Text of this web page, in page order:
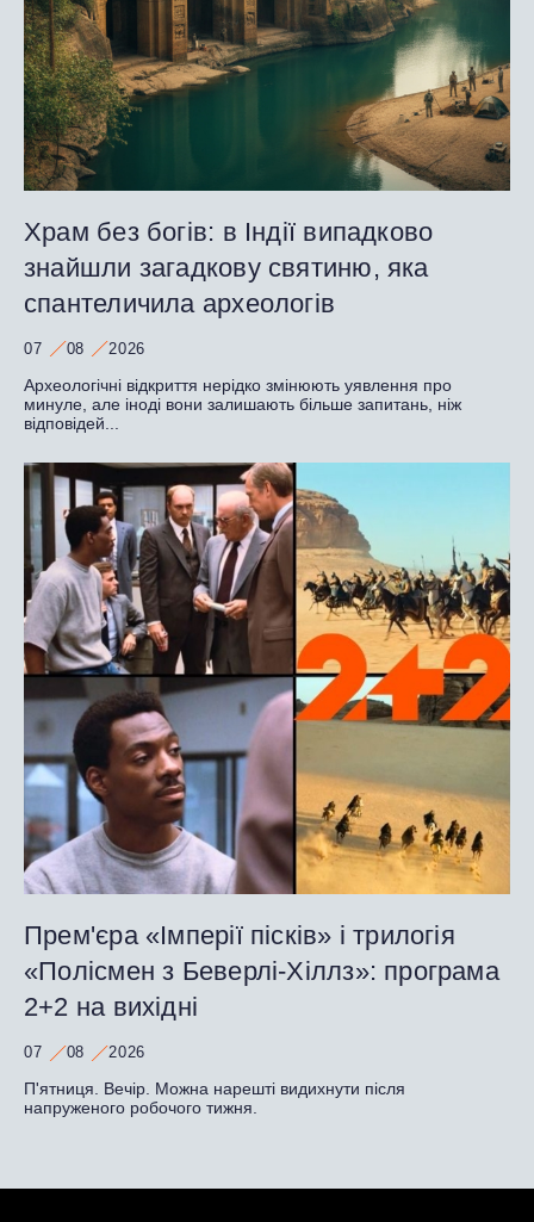
Храм без богів: в Індії випадково
знайшли загадкову святиню, яка
спантеличила археологів
07 08 2026
Археологічні відкриття нерідко змінюють уявлення про
минуле, але іноді вони залишають більше запитань, ніж
відповідей...
Прем'єра «Імперії пісків» і трилогія
«Полісмен з Беверлі-Хіллз»: програма
2+2 на вихідні
07 08 2026
П'ятниця. Вечір. Можна нарешті видихнути після
напруженого робочого тижня.